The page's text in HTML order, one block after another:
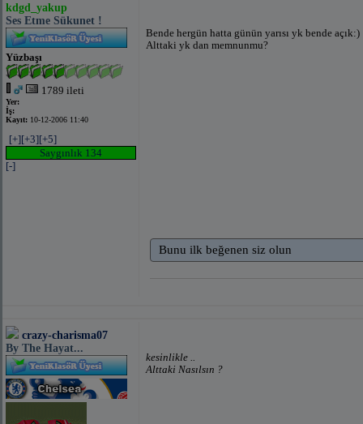
kdgd_yakup
Ses Etme Sükunet !
Yüzbaşı
1789 ileti
Yer:
İş:
Kayıt: 10-12-2006 11:40
[+][+3][+5]
Saygınlık 134
[-]
Bende hergün hatta günün yarısı yk bende açık:)
Alttaki yk dan memnunmu?
Bunu ilk beğenen siz olun
crazy-charisma07
By The Hayat...
kesinlikle ..
Alttaki Nasılsın ?